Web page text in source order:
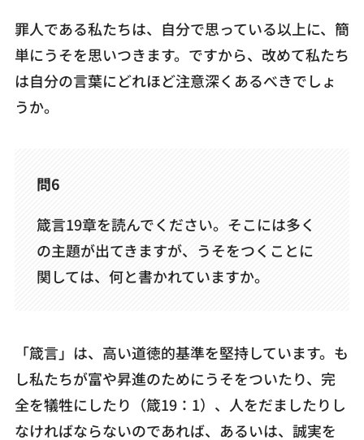
罪人である私たちは、自分で思っている以上に、簡
単にうそを思いつきます。ですから、改めて私たち
は自分の言葉にどれほど注意深くあるべきでしょ
うか。
問6
箴言19章を読んでください。そこには多く
の主題が出てきますが、うそをつくことに
関しては、何と書かれていますか。
「箴言」は、高い道徳的基準を堅持しています。も
し私たちが富や昇進のためにうそをついたり、完
全を犠牲にしたり（箴19：1）、人をだましたりし
なければならないのであれば、あるいは、誠実を